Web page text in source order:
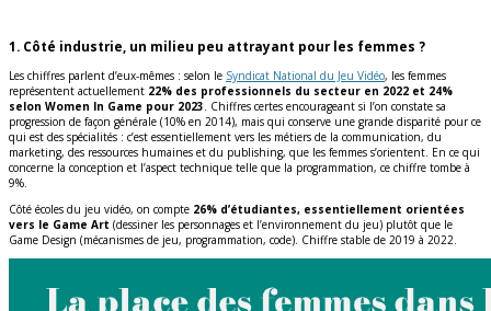
1. Côté industrie, un milieu peu attrayant pour les femmes ?
Les chiffres parlent d’eux-mêmes : selon le Syndicat National du Jeu Vidéo, les femmes
représentent actuellement 22% des professionnels du secteur en 2022 et 24%
selon Women In Game pour 2023. Chiffres certes encourageant si l’on constate sa
progression de façon générale (10% en 2014), mais qui conserve une grande disparité pour ce
qui est des spécialités : c’est essentiellement vers les métiers de la communication, du
marketing, des ressources humaines et du publishing, que les femmes s’orientent. En ce qui
concerne la conception et l’aspect technique telle que la programmation, ce chiffre tombe à
9%.
Côté écoles du jeu vidéo, on compte 26% d’étudiantes, essentiellement orientées
vers le Game Art (dessiner les personnages et l’environnement du jeu) plutôt que le
Game Design (mécanismes de jeu, programmation, code). Chiffre stable de 2019 à 2022.